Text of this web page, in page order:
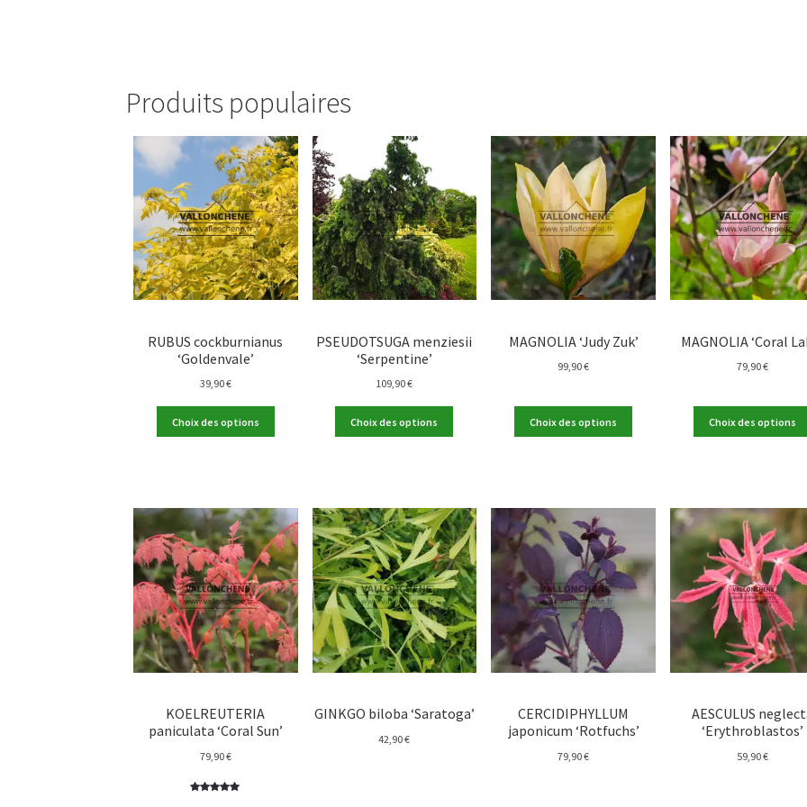
Produits populaires
RUBUS cockburnianus
‘Goldenvale’
39,90€
Choix des options
PSEUDOTSUGA menziesii
‘Serpentine’
109,90€
Choix des options
MAGNOLIA ‘Judy Zuk’
99,90€
Choix des options
MAGNOLIA ‘Coral
79,90€
Choix des options
KOELREUTERIA
paniculata ‘Coral Sun’
79,90€
GINKGO biloba ‘Saratoga’
42,90€
CERCIDIPHYLLUM
japonicum ‘Rotfuchs’
79,90€
AESCULUS
‘Erythroblastos’
59,90€